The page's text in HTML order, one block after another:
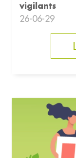
vigilants
26-06-29